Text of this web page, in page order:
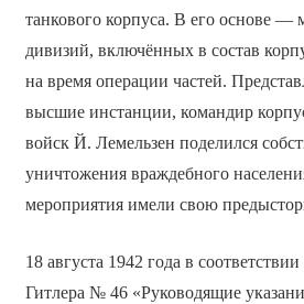
танкового корпуса. В его основе —
дивизий, включённых в состав
на время операции частей.
высшие инстанции, командир
войск Й. Лемельзен поделился
уничтожения враждебного
мероприятия имели свою
18 августа 1942 года в
Гитлера № 46 «Руководящие